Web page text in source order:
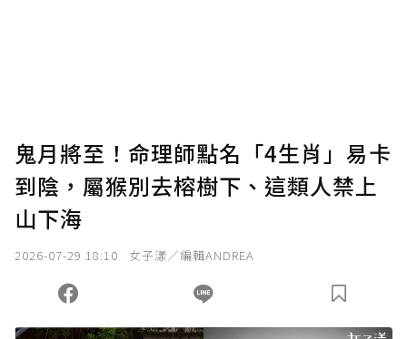
鬼月將至！命理師點名「4生肖」易卡
到陰，屬猴別去榕樹下、這類人禁上
山下海
2026-07-29 18:10 女子漾／編輯ANDREA